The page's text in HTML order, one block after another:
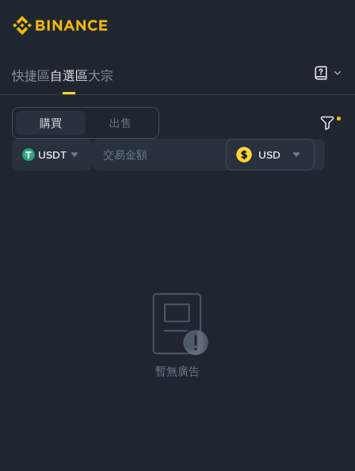
快捷區自選區大宗
購買 出售
USDT USD
暫無廣告